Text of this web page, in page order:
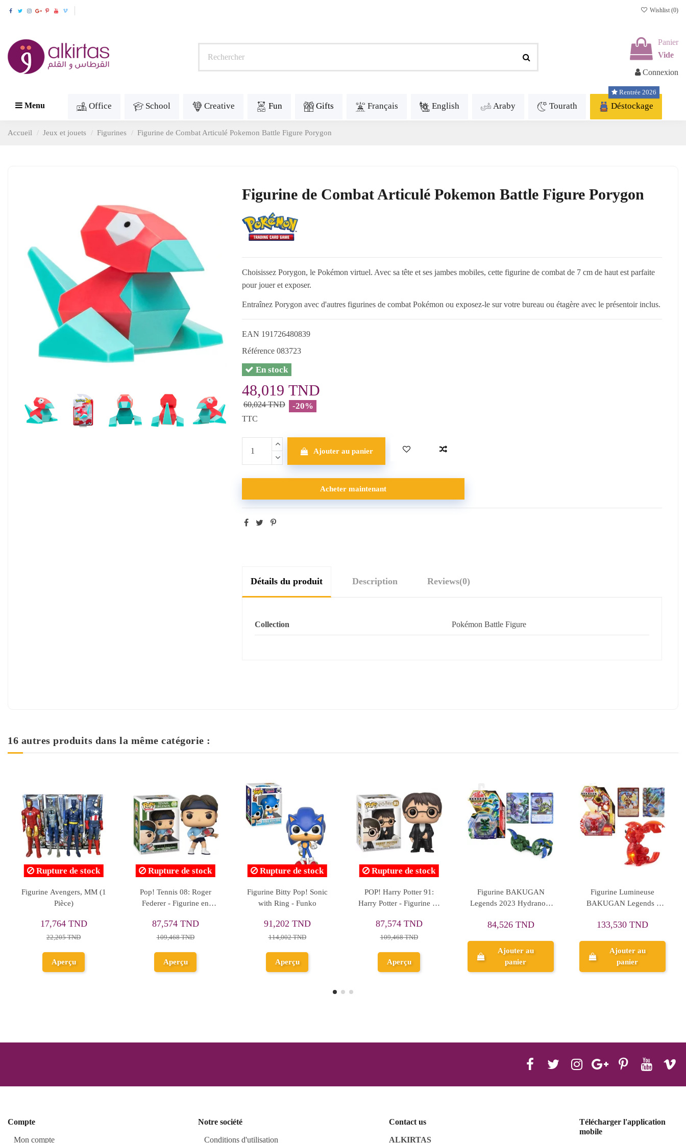
Wishlist (0)
Panier
Vide
Connexion
Menu Office School Creative Fun Gifts Français English Araby Tourath Déstockage
Rentrée 2026
Accueil Jeux et jouets Figurines Figurine de Combat Articulé Pokemon Battle Figure Porygon
Figurine de Combat Articulé Pokemon Battle Figure Porygon
Choisissez Porygon, le Pokémon virtuel. Avec sa tête et ses jambes mobiles, cette figurine de combat de 7 cm de haut est parfaite
pour jouer et exposer.
Entraînez Porygon avec d'autres figurines de combat Pokémon ou exposez-le sur votre bureau ou étagère avec le présentoir inclus.
EAN 191726480839
Référence 083723
En stock
48,019 TND
60,024 TND -20%
TTC
Ajouter au panier
Acheter maintenant
Détails du produit Description Reviews(0)
Collection Pokémon Battle Figure
16 autres produits dans la même catégorie :
Figurine BAKUGAN
Legends 2023 Hydranoid
84,526 TND
Ajouter au
panier
Figurine Lumineuse
BAKUGAN Legends -
Dragonoid
133,530 TND
Ajouter au
panier
Rupture de stock
Pop! Liverpool 41:
Mohamed Salah - Figurine
87,574 TND
109,468 TND
Aperçu
Figurine Spider-Man
95,997 TND
Ajouter au
panier
Coffret 6 Figurines Super
Mario
Ajouter au
panier
Figurine Pop! Movies:
Aquaman and the Lost
Ajouter au
panier
Compte
Mon compte
Notre société
Conditions d'utilisation
Contact us
ALKIRTAS
Télécharger l'application
mobile